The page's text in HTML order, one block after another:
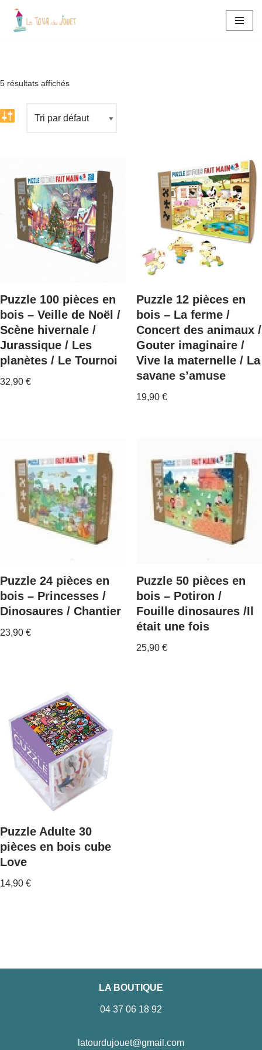
Aller
5 résultats affichés
Puzzle 100 pièces en
bois – Veille de Noël /
Scène hivernale /
Jurassique / Les
planètes / Le Tournoi
32,90 €
Puzzle 12 pièces en
bois – La ferme /
Concert des animaux /
Gouter imaginaire /
Vive la maternelle / La
savane s’amuse
19,90 €
Puzzle 24 pièces en
bois – Princesses /
Dinosaures / Chantier
23,90 €
Puzzle 50 pièces en
bois – Potiron /
Fouille dinosaures /Il
était une fois
25,90 €
Puzzle Adulte 30
pièces en bois cube
Love
14,90 €
LA BOUTIQUE
04 37 06 18 92
latourdujouet@gmail.com